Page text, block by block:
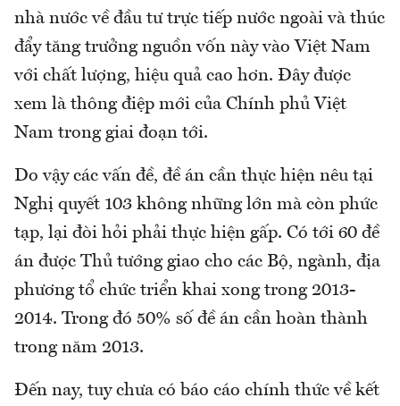
nhà nước về đầu tư trực tiếp nước ngoài và thúc
đẩy tăng trưởng nguồn vốn này vào Việt Nam
với chất lượng, hiệu quả cao hơn. Đây được
xem là thông điệp mới của Chính phủ Việt
Nam trong giai đoạn tới.
Do vậy các vấn đề, đề án cần thực hiện nêu tại
Nghị quyết 103 không những lớn mà còn phức
tạp, lại đòi hỏi phải thực hiện gấp. Có tới 60 đề
án được Thủ tướng giao cho các Bộ, ngành, địa
phương tổ chức triển khai xong trong 2013-
2014. Trong đó 50% số đề án cần hoàn thành
trong năm 2013.
Đến nay, tuy chưa có báo cáo chính thức về kết